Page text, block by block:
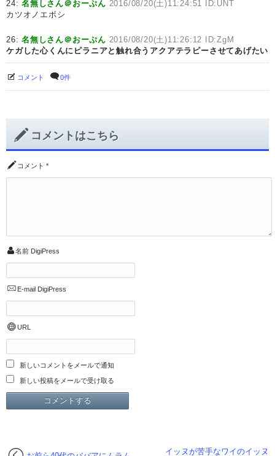
24:名無しさん＠おーぷん 2016/08/20(土)11:24:51 ID:UNT
カツオノエボシ
26:名無しさん＠おーぷん 2016/08/20(土)11:26:12 ID:ZgM
ケガした心くんにピラニアと触れ合うアクアテラピーさせてあげたい
コメント 0件
コメントはこちら
コメント *
名前 DigiPress
E-mail DigiPress
URL
新しいコメントをメールで通知
新しい投稿をメールで受け取る
イッヌが苦手なワイのイッヌ